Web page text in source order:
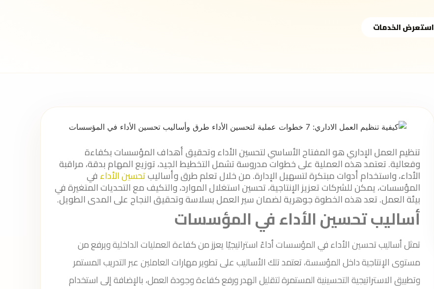
استعرض الخدمات
تنظيم العمل الإداري هو المفتاح الأساسي لتحسين الأداء وتحقيق أهداف المؤسسات بكفاءة
وفعالية. تعتمد هذه العملية على خطوات مدروسة تشمل التخطيط الجيد، توزيع المهام بدقة، مراقبة
الأداء، واستخدام أدوات مبتكرة لتسهيل الإدارة. من خلال تعلم طرق وأساليبتحسين الأداءفي
المؤسسات، يمكن للشركات تعزيز الإنتاجية، تحسين استغلال الموارد، والتكيف مع التحديات المتغيرة في
بيئة العمل. تعد هذه الخطوة جوهرية لضمان سير العمل بسلاسة وتحقيق النجاح على المدى الطويل.
أساليب تحسين الأداء في المؤسسات
تمثل أساليب تحسين الأداء في المؤسسات أداءً استراتيجيًا يعزز من كفاءة العمليات الداخلية ويرفع من
مستوى الإنتاجية داخل المؤسسة، تعتمد تلك الأساليب على تطوير مهارات العاملين عبر التدريب المستمر
وتطبيق الاستراتيجية التحسينية المستمرة لتقليل الهدر ورفع كفاءة وجودة العمل، بالإضافة إلى استخدام